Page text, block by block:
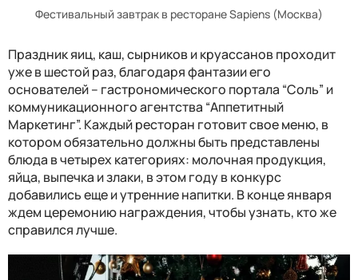
Фестивальный завтрак в ресторане Sapiens (Москва)
Праздник яиц, каш, сырников и круассанов проходит
уже в шестой раз, благодаря фантазии его
основателей– гастрономического портала “Соль” и
коммуникационного агентства “Аппетитный
Маркетинг”. Каждый ресторан готовит свое меню, в
котором обязательно должны быть представлены
блюда в четырех категориях: молочная продукция,
яйца, выпечка и злаки, в этом году в конкурс
добавились еще и утренние напитки. В конце января
ждем церемонию награждения, чтобы узнать, кто же
справился лучше.